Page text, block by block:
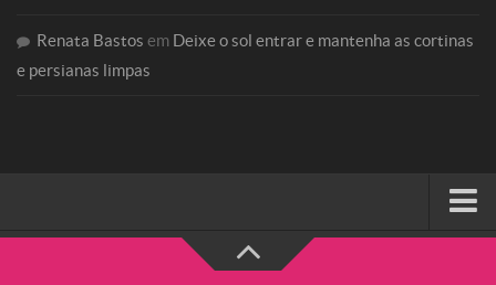
Renata Bastos em Deixe o sol entrar e mantenha as cortinas
e persianas limpas